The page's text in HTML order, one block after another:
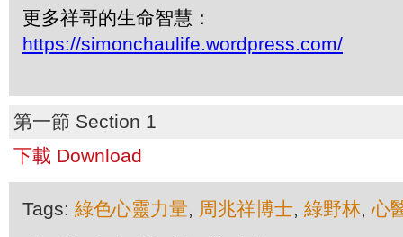
更多祥哥的生命智慧：
https://simonchaulife.wordpress.com/
第一節 Section 1
下載 Download
Tags: 綠色心靈力量, 周兆祥博士, 綠野林,心